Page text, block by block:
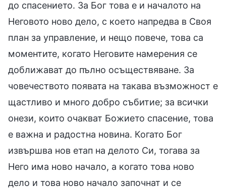
до спасението. За Бог това е и началото на
Неговото ново дело, с което напредва в Своя
план за управление, и нещо повече, това са
моментите, когато Неговите намерения се
доближават до пълно осъществяване. За
човечеството появата на такава възможност е
щастливо и много добро събитие; за всички
онези, които очакват Божието спасение, това
е важна и радостна новина. Когато Бог
извършва нов етап на делото Си, тогава за
Него има ново начало, а когато това ново
дело и това ново начало започнат и се